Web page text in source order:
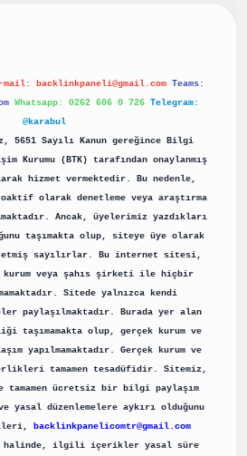
mail: backlinkpaneli@gmail.com Teams:
Whatsapp: 0262 606 0 726 Telegram:
@karabul
5651 Sayılı Kanun gereğince Bilgi
(BTK) tarafından onaylanmış
hizmet vermektedir. Bu nedenle,
olarak denetleme veya araştırma
Ancak, üyelerimiz yazdıkları
taşımakta olup, siteye üye olarak
etmiş sayılırlar. Bu internet sitesi,
kurum veya şahıs şirketi ile hiçbir
Sitede yalnızca kendi
paylaşılmaktadır. Burada yer alan
taşımamakta olup, gerçek kurum ve
yapılmamaktadır. Gerçek kurum ve
tamamen tesadüfidir. Sitemiz,
tamamen ücretsiz bir bilgi paylaşım
yasal düzenlemelere aykırı olduğunu
backlinkpanelicomtr@gmail.com
halinde, ilgili içerikler yasal süre